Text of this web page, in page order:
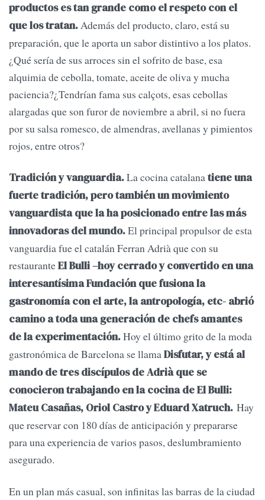
productos es tan grande como el respeto con el
que los tratan.Además del producto, claro, está su
preparación, que le aporta un sabor distintivo a los platos.
¿Qué sería de sus arroces sin el sofrito de base, esa
alquimia de cebolla, tomate, aceite de oliva y mucha
paciencia?¿Tendrían fama sus calçots, esas cebollas
alargadas que son furor de noviembre a abril, si no fuera
por su salsa romesco, de almendras, avellanas y pimientos
rojos, entre otros?
Tradición y vanguardia.La cocina catalanatiene una
fuerte tradición, pero también un movimiento
vanguardista que la ha posicionado entre las más
innovadoras del mundo.El principal propulsor de esta
vanguardia fue el catalán Ferran Adrià que con su
restauranteEl Bulli –hoy cerrado y convertido en una
interesantísima Fundación que fusiona la
gastronomía con el arte, la antropología, etc- abrió
camino a toda una generación de chefs amantes
de la experimentación.Hoy el último grito de la moda
gastronómica de Barcelona se llamaDisfutar, y está al
mando de tres discípulos de Adrià que se
conocieron trabajando en la cocina de El Bulli:
Mateu Casañas, Oriol Castro y Eduard Xatruch. Hay
que reservar con 180 días de anticipación y prepararse
para una experiencia de varios pasos, deslumbramiento
asegurado.
En un plan más casual, son infinitas las barras de la ciudad